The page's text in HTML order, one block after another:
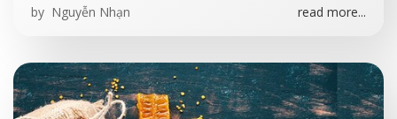
by Nguyễn Nhạn read more...